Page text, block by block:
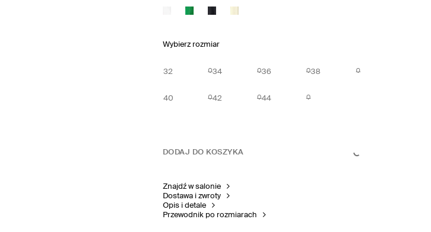
Wybierz rozmiar
32 34 36 38
40 42 44
DODAJ DO KOSZYKA
Znajdź w salonie
Dostawa i zwroty
Opis i detale
Przewodnik po rozmiarach